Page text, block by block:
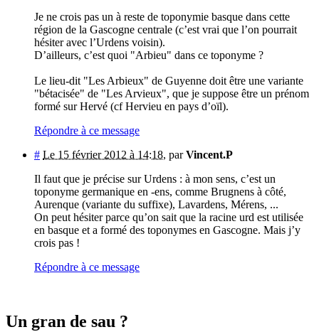
Je ne crois pas un à reste de toponymie basque dans cette
région de la Gascogne centrale (c’est vrai que l’on pourrait
hésiter avec l’Urdens voisin).
D’ailleurs, c’est quoi "Arbieu" dans ce toponyme ?
Le lieu-dit "Les Arbieux" de Guyenne doit être une variante
"bétacisée" de "Les Arvieux", que je suppose être un prénom
formé sur Hervé (cf Hervieu en pays d’oïl).
Répondre à ce message
# Le 15 février 2012 à 14:18, parVincent.P
Il faut que je précise sur Urdens : à mon sens, c’est un
toponyme germanique en -ens, comme Brugnens à côté,
Aurenque (variante du suffixe), Lavardens, Mérens, ...
On peut hésiter parce qu’on sait que la racine urd est utilisée
en basque et a formé des toponymes en Gascogne. Mais j’y
crois pas !
Répondre à ce message
Un gran de sau ?